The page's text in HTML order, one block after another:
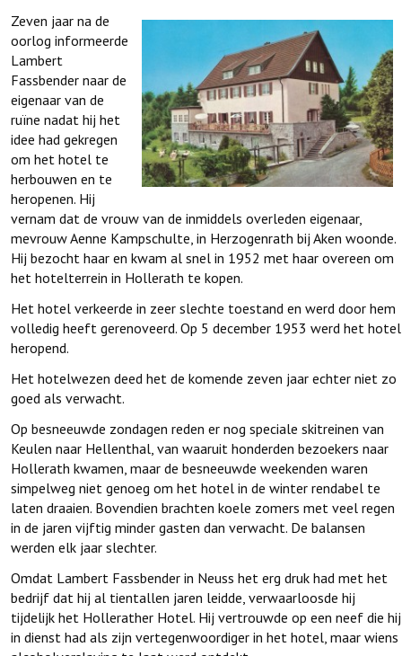
Zeven jaar na de
oorlog informeerde
Lambert
Fassbender naar de
eigenaar van de
ruïne nadat hij het
idee had gekregen
om het hotel te
herbouwen en te
heropenen. Hij
vernam dat de vrouw van de inmiddels overleden eigenaar,
mevrouw Aenne Kampschulte, in Herzogenrath bij Aken woonde.
Hij bezocht haar en kwam al snel in 1952 met haar overeen om
het hotelterrein in Hollerath te kopen.
Het hotel verkeerde in zeer slechte toestand en werd door hem
volledig heeft gerenoveerd. Op 5 december 1953 werd het hotel
heropend.
Het hotelwezen deed het de komende zeven jaar echter niet zo
goed als verwacht.
Op besneeuwde zondagen reden er nog speciale skitreinen van
Keulen naar Hellenthal, van waaruit honderden bezoekers naar
Hollerath kwamen, maar de besneeuwde weekenden waren
simpelweg niet genoeg om het hotel in de winter rendabel te
laten draaien. Bovendien brachten koele zomers met veel regen
in de jaren vijftig minder gasten dan verwacht. De balansen
werden elk jaar slechter.
Omdat Lambert Fassbender in Neuss het erg druk had met het
bedrijf dat hij al tientallen jaren leidde, verwaarloosde hij
tijdelijk het Hollerather Hotel. Hij vertrouwde op een neef die hij
in dienst had als zijn vertegenwoordiger in het hotel, maar wiens